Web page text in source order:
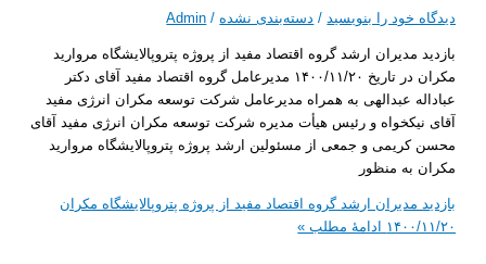
خود را بنویسید / دسته‌بندی نشده/
Admin
مدیران ارشد گروه اقتصاد مفید از پروژه پتروپالایشگاه مروارید
مکران در تاریخ ۱۴۰۰/۱۱/۲۰ مدیرعامل گروه اقتصاد مفید آقای دکتر
عبدالهی به همراه مدیرعامل شرکت توسعه مکران انرژی مفید
و رئیس هیأت مدیره شرکت توسعه مکران انرژی مفید آقای
و جمعی از مسئولین ارشد پروژه پتروپالایشگاه مروارید
به منظور
مدیران ارشد گروه اقتصاد مفید از پروژه پتروپالایشگاه مکران
۲۰ادامۀ مطلب »